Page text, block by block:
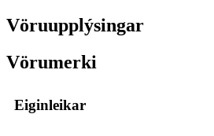
Vöruupplýsingar
Vörumerki
Eiginleikar